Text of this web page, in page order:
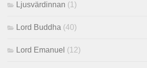
Ljusvärdinnan (1)
Lord Buddha (40)
Lord Emanuel (12)